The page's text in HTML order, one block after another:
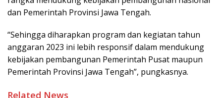
dan Pemerintah Provinsi Jawa Tengah.
“Sehingga diharapkan program dan kegiatan tahun
anggaran 2023 ini lebih responsif dalam mendukung
kebijakan pembangunan Pemerintah Pusat maupun
Pemerintah Provinsi Jawa Tengah”, pungkasnya.
Related News